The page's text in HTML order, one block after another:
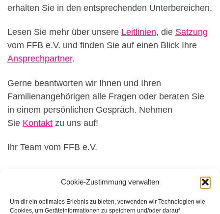
Cookie-Zustimmung verwalten
Um dir ein optimales Erlebnis zu bieten, verwenden wir Technologien wie
Cookies, um Geräteinformationen zu speichern und/oder darauf
erhalten Sie in den entsprechenden Unterbereichen.
Lesen Sie mehr über unsere Leitlinien, die Satzung
vom FFB e.V. und finden Sie auf einen Blick Ihre
Ansprechpartner.
Gerne beantworten wir Ihnen und Ihren
Familienangehörigen alle Fragen oder beraten Sie
in einem persönlichen Gespräch. Nehmen
Sie Kontakt zu uns auf!
Ihr Team vom FFB e.V.